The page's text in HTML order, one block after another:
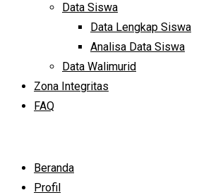
Data Siswa
Data Lengkap Siswa
Analisa Data Siswa
Data Walimurid
Zona Integritas
FAQ
Beranda
Profil